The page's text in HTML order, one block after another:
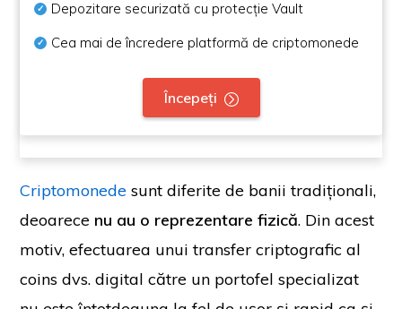
Depozitare securizată cu protecție Vault
Cea mai de încredere platformă de criptomonede
Începeți
Criptomonede sunt diferite de banii tradiționali,
deoarece nu au o reprezentare fizică. Din acest
motiv, efectuarea unui transfer criptografic al
coins dvs. digital către un portofel specializat